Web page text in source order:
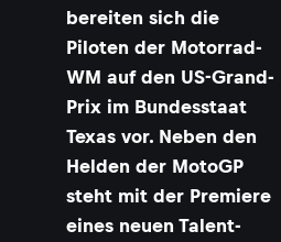
bereiten sich die
Piloten der Motorrad-
WM auf den US-Grand-
Prix im Bundesstaat
Texas vor. Neben den
Helden der MotoGP
steht mit der Premiere
eines neuen Talent-